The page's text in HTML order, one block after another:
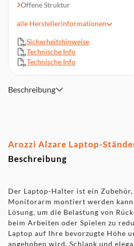
Offene Struktur
alle Herstellerinformationen
Sicherheitshinweise
Technische Info
Technische Info
Beschreibung
Arozzi Alzare Laptop-
Beschreibung
Der Laptop-Halter ist ein Zubehör,
Monitorarm montiert werden
Lösung, um die Belastung von
beim Arbeiten oder Spielen zu
Laptop auf Ihre bevorzugte Höhe
angehoben wird. Schlank und